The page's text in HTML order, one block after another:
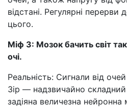
відстані. Регулярні
цього.
Міф 3: Мозок бачить світ
очі.
Реальність: Сигнали від
Зір — надзвичайно
задіяна величезна